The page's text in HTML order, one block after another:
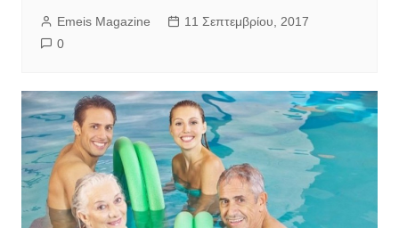
Emeis Magazine
11 Σεπτεμβρίου, 2017
0